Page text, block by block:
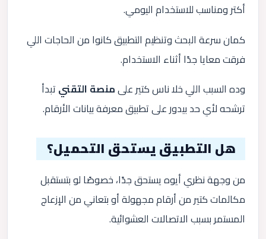
أكتر ومناسب للاستخدام اليومي.
كمان سرعة البحث وتنظيم التطبيق كانوا من الحاجات اللي
فرقت معايا جدًا أثناء الاستخدام.
وده السبب اللي خلا ناس كتير علىمنصة التقني تبدأ
ترشحه لأي حد بيدور على تطبيق معرفة بيانات الأرقام.
هل التطبيق يستحق التحميل؟
من وجهة نظري أيوه يستحق جدًا، خصوصًا لو بتستقبل
مكالمات كتير من أرقام مجهولة أو بتعاني من الإزعاج
المستمر بسبب الاتصالات العشوائية.